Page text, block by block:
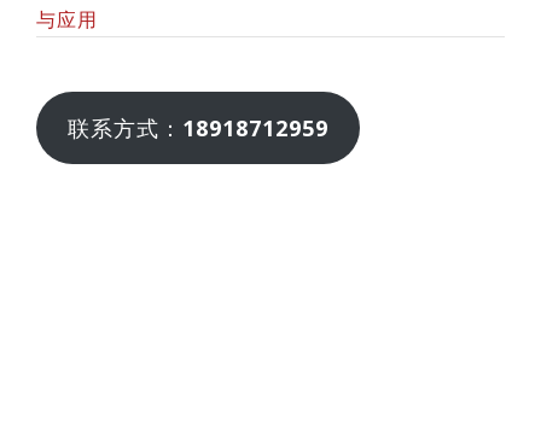
与应用
联系方式： 18918712959